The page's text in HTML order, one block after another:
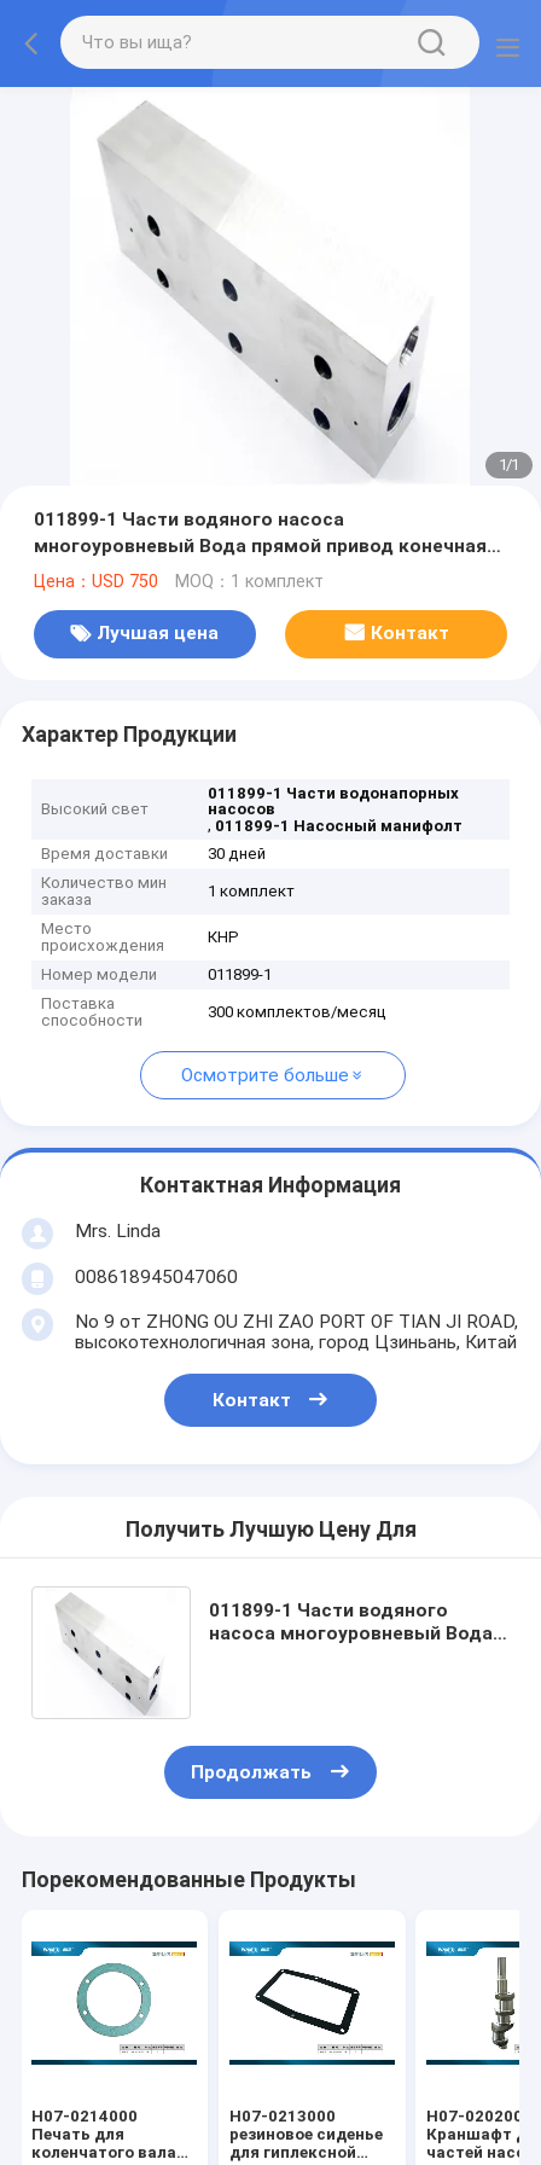
1/1
011899-1 Части водяного насоса
многоуровневый Вода прямой привод конечная
головка HYPLEX
Цена：USD 750 MOQ：1 комплект
Лучшая цена Контакт
Характер Продукции
Высокий свет
011899-1 Части водонапорных
насосов
, 011899-1 Насосный манифолт
Время доставки
30 дней
Количество мин
заказа
1 комплект
Место
происхождения
КНР
Номер модели
011899-1
Поставка
способности
300 комплектов/месяц
Осмотрите больше
Контактная Информация
Mrs. Linda
008618945047060
No 9 от ZHONG OU ZHI ZAO PORT OF TIAN JI ROAD,
высокотехнологичная зона, город Цзиньань, Китай
Контакт
Получить Лучшую Цену Для
011899-1 Части водяного
насоса многоуровневый Вода
Продолжать
Порекомендованные Продукты
H07-0214000
Печать для
коленчатого вала
H07-0213000
резиновое сиденье
для гиплексной
H07-0202000
Краншафт
частей